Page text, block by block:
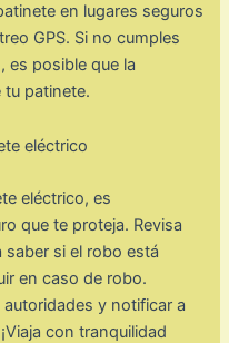
en lugares seguros
GPS. Si no cumples
es posible que la
tu patinete.
eléctrico, es
que te proteja. Revisa
si el robo está
en caso de robo.
y notificar a
con tranquilidad